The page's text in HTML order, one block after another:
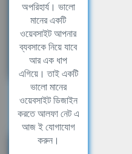
অপরিহার্য। ভালো
মানের একটি
ওয়েবসাইট আপনার
ব্যবসাকে নিয়ে যাবে
আর এক ধাপ
এগিয়ে। তাই একটি
ভালো মানের
ওয়েবসাইট ডিজাইন
করতে আলফা নেট এ
আজ ই যোগাযোগ
করুন।